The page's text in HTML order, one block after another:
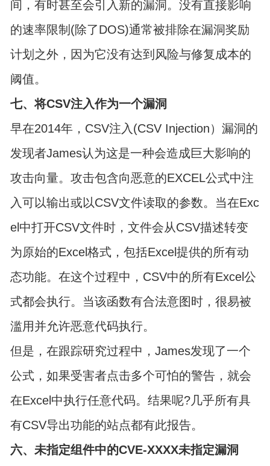
间，有时甚至会引入新的漏洞。没有直接影响
的速率限制(除了DOS)通常被排除在漏洞奖励
计划之外，因为它没有达到风险与修复成本的
阈值。
七、将CSV注入作为一个漏洞
早在2014年，CSV注入(CSV Injection）漏洞的
发现者James认为这是一种会造成巨大影响的
攻击向量。攻击包含向恶意的EXCEL公式中注
入可以输出或以CSV文件读取的参数。当在Exc
el中打开CSV文件时，文件会从CSV描述转变
为原始的Excel格式，包括Excel提供的所有动
态功能。在这个过程中，CSV中的所有Excel公
式都会执行。当该函数有合法意图时，很易被
滥用并允许恶意代码执行。
但是，在跟踪研究过程中，James发现了一个
公式，如果受害者点击多个可怕的警告，就会
在Excel中执行任意代码。结果呢?几乎所有具
有CSV导出功能的站点都有此报告。
六、未指定组件中的CVE-XXXX未指定漏洞